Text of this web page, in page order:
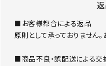
返
■お客様都合による返品
原則として承っておりません
■商品不良・誤配送による交